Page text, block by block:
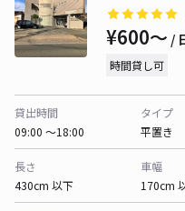
¥600〜 /
時間貸し可
貸出時間
09:00 〜18:00
タイプ
平置き
長さ
430cm 以下
車幅
170cm